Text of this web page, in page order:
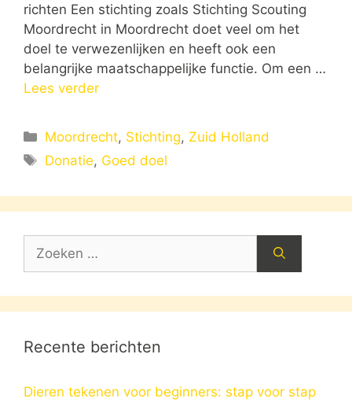
richten Een stichting zoals Stichting Scouting
Moordrecht in Moordrecht doet veel om het
doel te verwezenlijken en heeft ook een
belangrijke maatschappelijke functie. Om een …
Lees verder
Categorieën
Moordrecht, Stichting, Zuid Holland
Tags
Donatie, Goed doel
naar:
Recente berichten
Dieren tekenen voor beginners: stap voor stap